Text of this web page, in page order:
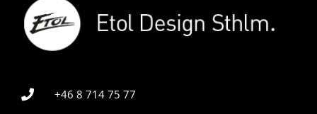
+46 8 714 75 77